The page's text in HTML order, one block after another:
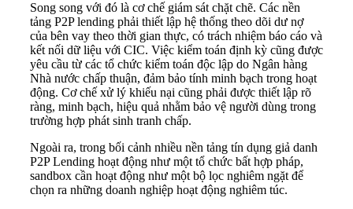
Song song với đó là cơ chế giám sát chặt chẽ. Các nền
tảng P2P lending phải thiết lập hệ thống theo dõi dư nợ
của bên vay theo thời gian thực, có trách nhiệm báo cáo và
kết nối dữ liệu với CIC. Việc kiểm toán định kỳ cũng được
yêu cầu từ các tổ chức kiểm toán độc lập do Ngân hàng
Nhà nước chấp thuận, đảm bảo tính minh bạch trong hoạt
động. Cơ chế xử lý khiếu nại cũng phải được thiết lập rõ
ràng, minh bạch, hiệu quả nhằm bảo vệ người dùng trong
trường hợp phát sinh tranh chấp.
Ngoài ra, trong bối cảnh nhiều nền tảng tín dụng giả danh
P2P Lending hoạt động như một tổ chức bất hợp pháp,
sandbox cần hoạt động như một bộ lọc nghiêm ngặt để
chọn ra những doanh nghiệp hoạt động nghiêm túc.